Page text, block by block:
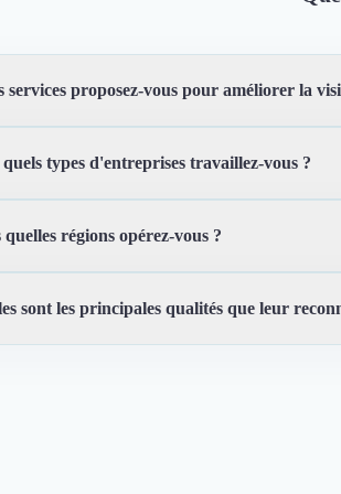
services proposez-vous pour améliorer la
des services de référencement
quels types d'entreprises travaillez-vous ?
avec des entreprises de toutes
quelles régions opérez-vous ?
basés en Guadeloupe et nous servons
sont les principales qualités que leur